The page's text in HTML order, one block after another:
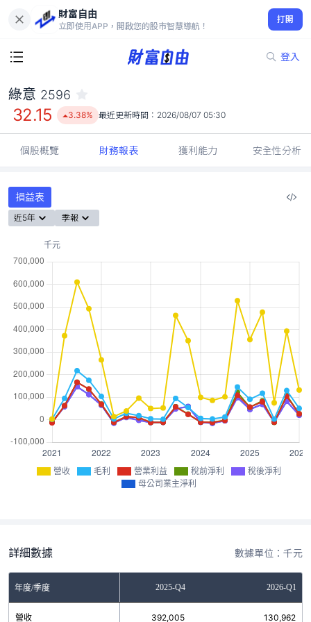
財富自由
立即使用APP，開啟您的股市智慧導航！
打開
登入
32.15
3.38%
綠意 2596
32.15 3.38% 最近更新時間： 2026/08/07 05:30
個股概覽 財務報表 獲利能力 安全性分析
損益表
近5年 季報
營收 毛利 營業利益 稅前淨利
稅後淨利
母公司業主淨利
詳細數據 數據單位：千元
年度/季度2025-Q3 2025-Q4 2026-Q1
營收 392,005 130,962